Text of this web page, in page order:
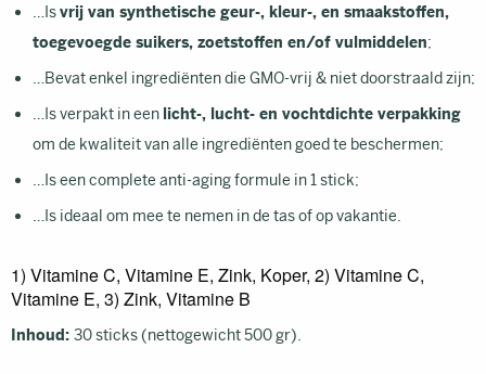
…Isvrij van synthetische geur-, kleur-, en smaakstoffen,
toegevoegde suikers, zoetstoffen en/of vulmiddelen;
…Bevat enkel ingrediënten die GMO-vrij & niet doorstraald zijn;
…Is verpakt in een licht-, lucht- en vochtdichte verpakking
om de kwaliteit van alle ingrediënten goed te beschermen;
…Is een complete anti-aging formule in 1 stick;
…Is ideaal om mee te nemen in de tas of op vakantie.
1) Vitamine C, Vitamine E, Zink, Koper, 2) Vitamine C,
Vitamine E, 3) Zink, Vitamine B
Inhoud: 30 sticks (nettogewicht 500 gr).